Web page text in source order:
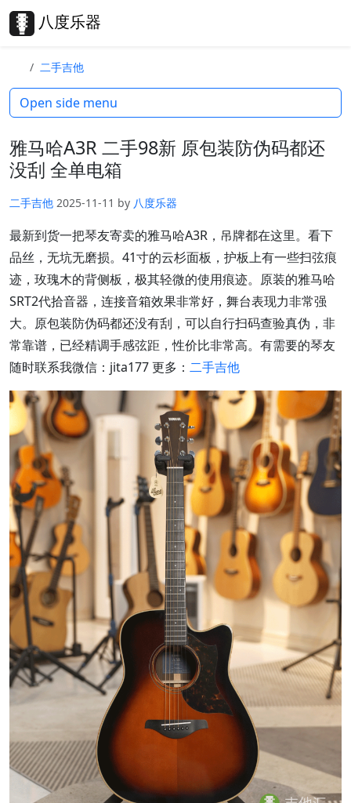
Skip to content
Skip to footer
八度乐器
二手吉他
雅马哈A3R 二手98新 原包装防伪码都还
没刮 全单电箱
二手吉他 2025-11-11 by 八度乐器
最新到货一把琴友寄卖的雅马哈A3R，吊牌都在这里。看下
品丝，无坑无磨损。41寸的云杉面板，护板上有一些扫弦痕
迹，玫瑰木的背侧板，极其轻微的使用痕迹。原装的雅马哈
SRT2代拾音器，连接音箱效果非常好，舞台表现力非常强
大。原包装防伪码都还没有刮，可以自行扫码查验真伪，非
常靠谱，已经精调手感弦距，性价比非常高。有需要的琴友
随时联系我微信：jita177 更多： 二手吉他
Open side menu